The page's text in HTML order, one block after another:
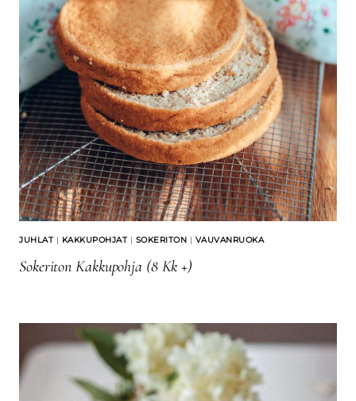
JUHLAT | KAKKUPOHJAT | SOKERITON | VAUVANRUOKA
Sokeriton Kakkupohja (8 Kk +)